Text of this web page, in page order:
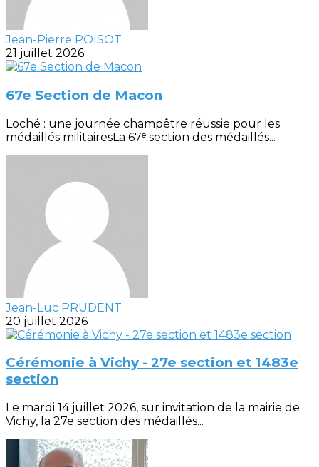
Jean-Pierre POISOT
21 juillet 2026
67e Section de Macon
Loché : une journée champêtre réussie pour les
médaillés militairesLa 67ᵉ section des médaillés...
Jean-Luc PRUDENT
20 juillet 2026
Cérémonie à Vichy - 27e section et 1483e
section
Le mardi 14 juillet 2026, sur invitation de la mairie de
Vichy, la 27e section des médaillés...